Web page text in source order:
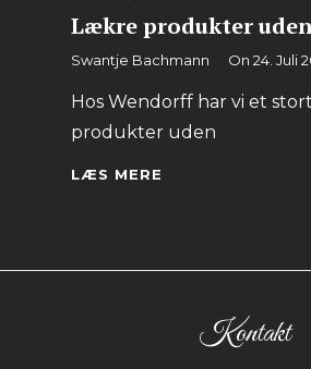
Lækre produkter
By
Swantje Bachmann On 24. Juli
Hos Wendorff har vi et
produkter uden
LÆS MERE
Kontakt